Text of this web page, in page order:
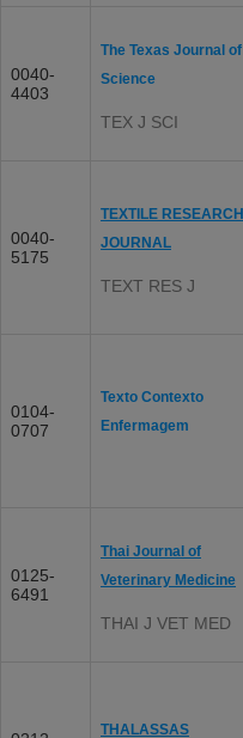
0040-
4403
The Texas Journal of
Science
TEX J SCI
0040-
5175
TEXTILE RESEARCH
JOURNAL
TEXT RES J
0104-
0707
Texto Contexto
Enfermagem
0125-
6491
Thai Journal of
Veterinary Medicine
THAI J VET MED
THALASSAS